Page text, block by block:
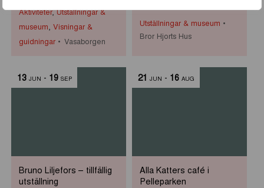
Aktiviteter,Utställningar &
museum, Visningar &
guidningar
Vasaborgen
Utställningar & museum
Bror Hjorts Hus
13 JUN - 19 SEP
Bruno Liljefors – tillfällig
utställning
21 JUN - 16 AUG
Alla Katters café i
Pelleparken